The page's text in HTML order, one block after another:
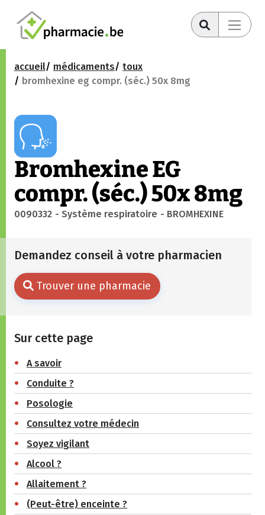
accueil médicaments
toux
bromhexine eg compr. (séc.) 50x 8mg
Bromhexine EG
compr. (séc.) 50x 8mg
0090332 - Système respiratoire - BROMHEXINE
Demandez conseil à votre pharmacien
Trouver une pharmacie
Sur cette page
A savoir
Conduite ?
Posologie
Consultez votre médecin
Soyez vigilant
Alcool ?
Allaitement ?
(Peut-être) enceinte ?